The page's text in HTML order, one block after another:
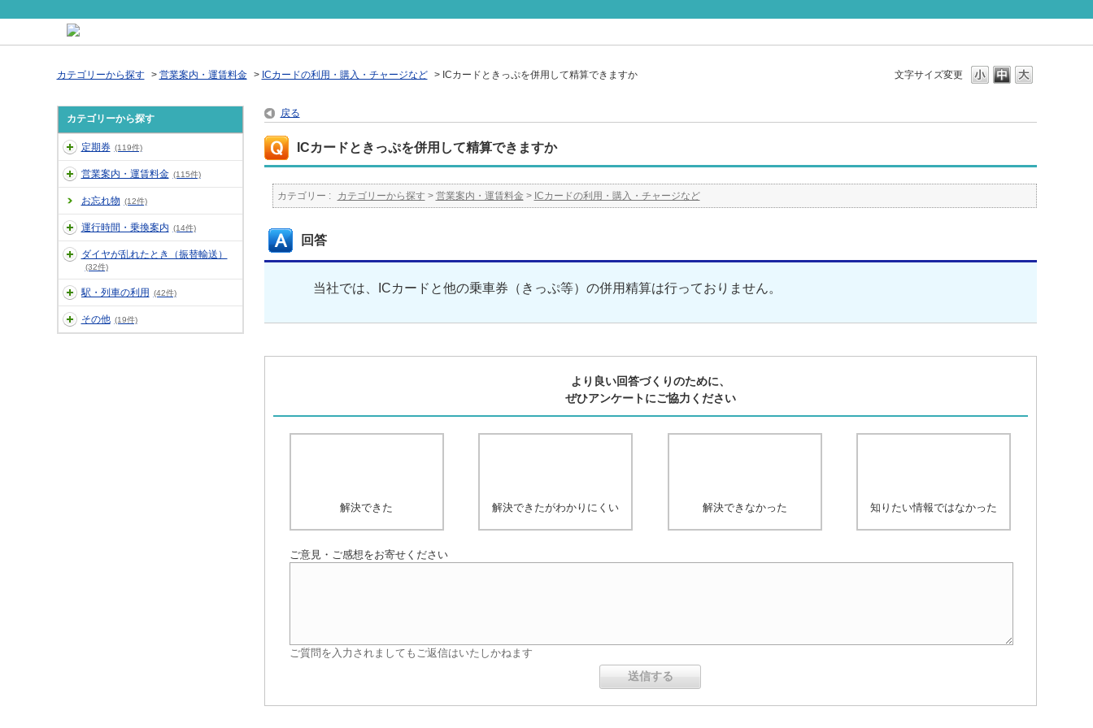
文字サイズ変更
カテゴリーから探す > 営業案内・運賃料金 > ICカードの利用・購入・チャージなど > ICカードときっぷを併用して精算できますか
カテゴリーから探す
定期券 (119件)
営業案内・運賃料金 (115件)
お忘れ物 (12件)
運行時間・乗換案内 (14件)
ダイヤが乱れたとき（振替輸送）
(32件)
駅・列車の利用 (42件)
その他 (19件)
戻る
ICカードときっぷを併用して精算できますか
カテゴリー : カテゴリーから探す > 営業案内・運賃料金 > ICカードの利用・購入・チャージなど
回答
当社では、ICカードと他の乗車券（きっぷ等）の併用精算は行っておりません。
より良い回答づくりのために、
ぜひアンケートにご協力ください
解決できた 解決できたがわかりにくい 解決できなかった 知りたい情報ではなかった
ご意見・ご感想をお寄せください
ご質問を入力されましてもご返信はいたしかねます